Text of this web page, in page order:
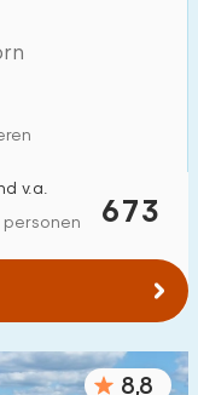
673
v.a.
personen
8,8